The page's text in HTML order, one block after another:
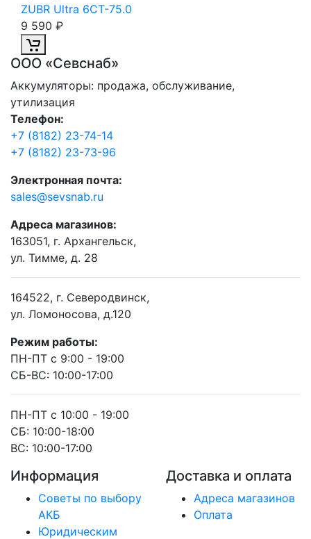
ZUBR Ultra 6CT-75.0
9 590 ₽
ООО «Севснаб»
Аккумуляторы: продажа, обслуживание,
утилизация
Телефон:
+7 (8182) 23-74-14
+7 (8182) 23-73-96
Электронная почта:
sales@sevsnab.ru
Адреса магазинов:
163051, г. Архангельск,
ул. Тимме, д. 28
164522, г. Северодвинск,
ул. Ломоносова, д.120
Режим работы:
ПН-ПТ с 9:00 - 19:00
СБ-ВС: 10:00-17:00
ПН-ПТ с 10:00 - 19:00
СБ: 10:00-18:00
ВС: 10:00-17:00
Информация
Советы по выбору
АКБ
Юридическим
Доставка и оплата
Адреса магазинов
Оплата